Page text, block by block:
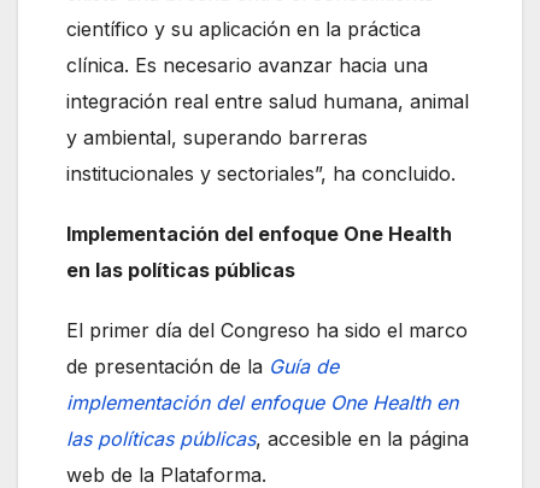
científico y su aplicación en la práctica
clínica. Es necesario avanzar hacia una
integración real entre salud humana, animal
y ambiental, superando barreras
institucionales y sectoriales”, ha concluido.
Implementación del enfoque One Health
en las políticas públicas
El primer día del Congreso ha sido el marco
de presentación de la Guía de
implementación del enfoque One Health en
las políticas públicas, accesible en la página
web de la Plataforma.